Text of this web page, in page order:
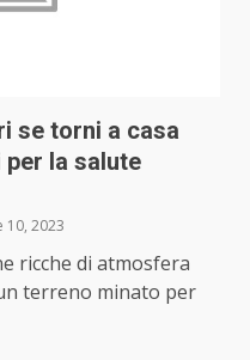
se torni a casa
la salute
10, 2023
ricche di atmosfera
terreno minato per